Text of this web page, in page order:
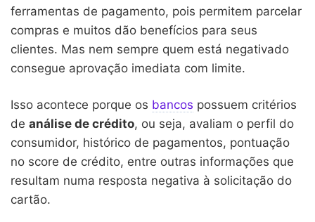
ferramentas de pagamento, pois permitem parcelar
compras e muitos dão benefícios para seus
clientes. Mas nem sempre quem está negativado
consegue aprovação imediata com limite.
Isso acontece porque os bancos possuem critérios
de análise de crédito, ou seja, avaliam o perfil do
consumidor, histórico de pagamentos, pontuação
no score de crédito, entre outras informações que
resultam numa resposta negativa à solicitação do
cartão.